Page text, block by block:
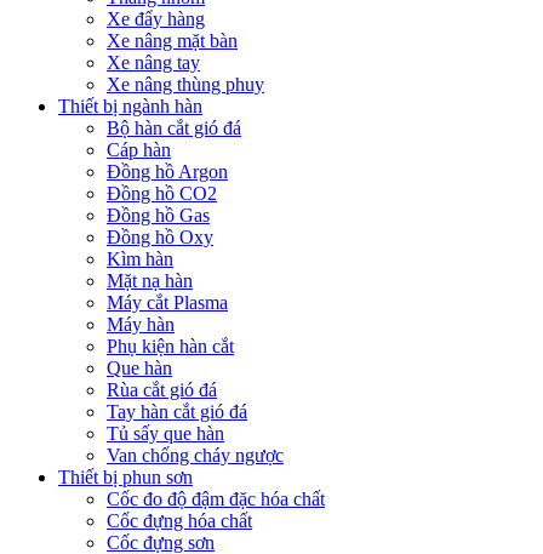
Xe đẩy hàng
Xe nâng mặt bàn
Xe nâng tay
Xe nâng thùng phuy
Thiết bị ngành hàn
Bộ hàn cắt gió đá
Cáp hàn
Đồng hồ Argon
Đồng hồ CO2
Đồng hồ Gas
Đồng hồ Oxy
Kìm hàn
Mặt nạ hàn
Máy cắt Plasma
Máy hàn
Phụ kiện hàn cắt
Que hàn
Rùa cắt gió đá
Tay hàn cắt gió đá
Tủ sấy que hàn
Van chống cháy ngược
Thiết bị phun sơn
Cốc đo độ đậm đặc hóa chất
Cốc đựng hóa chất
Cốc đựng sơn